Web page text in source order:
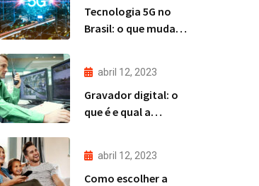
Tecnologia 5G no
Brasil: o que muda
abril 12, 2023
Gravador digital: o
que é e qual a
abril 12, 2023
Como escolher a